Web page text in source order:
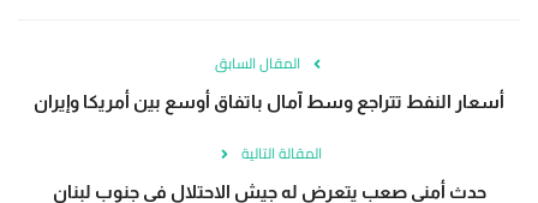
المقال السابق
أسعار النفط تتراجع وسط آمال باتفاق أوسع بين أمريكا وإيران
المقالة التالية
حدث أمني صعب يتعرض له جيش الاحتلال في جنوب لبنان